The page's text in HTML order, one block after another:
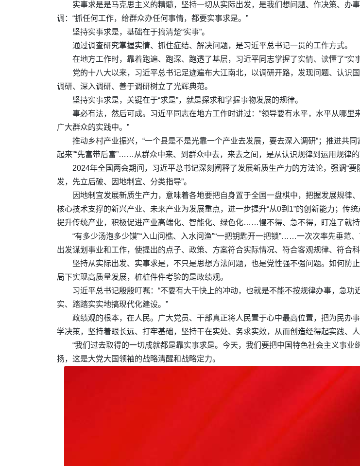
实事求是是马克思主义的精髓，坚持一切从实际出发，是我们想问题、作决策、办
调：“抓任何工作，给群众办任何事情，都要实事求是。”
坚持实事求是，基础在于搞清楚“实事”。
通过调查研究掌握实情、抓住症结、解决问题，是习近平总书记一贯的工作方式。
在地方工作时，靠着跑遍、跑深、跑透了基层，习近平同志掌握了实情、读懂了“实事
党的十八大以来，习近平总书记足迹遍布大江南北，以调研开路，发现问题、认识
调研、深入调研、善于调研树立了光辉典范。
坚持实事求是，关键在于“求是”，就是探求和掌握事物发展的规律。
事必有法，然后可成。习近平同志在地方工作时讲过：“领导要有水平，水平从哪
广大群众的实践中。”
推动乡村产业振兴，“一个县是不是光靠一个产业去发展，要去深入调研”；推进共
起来”“先富带后富”……从群众中来、到群众中去，来去之间，是从认识规律到运用规律
2024年全国两会期间，习近平总书记深刻阐释了发展新质生产力的方法论，强调“
发，先立后破、因地制宜、分类指导”。
因地制宜发展新质生产力，意味着各地要把自身置于全国一盘棋中，把握发展规律
核心技术支撑的新兴产业、未来产业为发展重点，进一步提升“从0到1”的创新能力；传
提升传统产业，积极促进产业高端化、智能化、绿色化……慢不得、急不得，盯准了就持
“有多少汤泡多少馍”“入山问樵、入水问渔”“一把钥匙开一把锁”……一次次率先垂范
出发谋划事业和工作，使提出的点子、政策、方案符合实际情况、符合客观规律、符合
坚持从实际出发、实事求是，不只是思想方法问题，也是党性强不强问题。如何防
局下实现高质量发展，桩桩件件考验的是政绩观。
习近平总书记殷殷叮嘱：“不要有大干快上的冲动，也就是不能不按规律办事，急
实、踏踏实实地搞现代化建设。”
政绩观的根本，在人民。广大党员、干部真正将人民置于心中最高位置，把为民办
学决策，坚持着眼长远、打牢基础，坚持干在实处、务求实效，从而创造经得起实践、人
“我们过去取得的一切成就都是靠实事求是。今天，我们要把中国特色社会主义事
扬，这是大党大国领袖的战略清醒和战略定力。